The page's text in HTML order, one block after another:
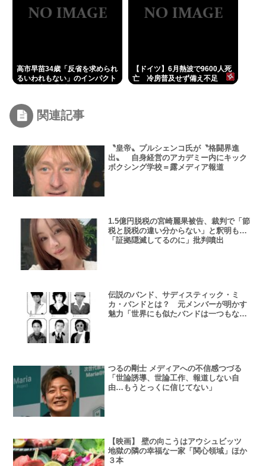
高市早苗34歳「反省を求められ
るいわれもない」のインパクト
【ドイツ】6月熱波で9600人死
亡 冷房普及せず備え不足
関連記事
〝皇帝〟プルシェンコ氏が〝格闘界進
出〟 自身経営のアカデミー内にキック
ボクシング学校＝露メディア報道
1.5億円脱税の宮崎麗果被告、裁判で「節
税と脱税の違い分からない」と釈明も…
「証拠隠滅してるのに」批判噴出
伝説のバンド、サディスティック・ミ
カ・バンドとは？ 元メンバーが明かす
魅力「世界にも似たバンドは一つもな
つるの剛士 メディアへの不信感つづる
「世論誘導、世論工作、報道しない自
由…もうとっくに信じてない」
【映画】 壁の向こうはアウシュビッツ
地獄の隣の幸福な一家「関心領域」ほか
３本